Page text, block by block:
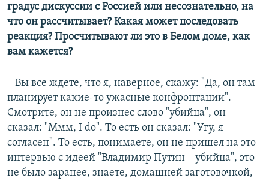
градус дискуссии с Россией или несознательно, на
что он рассчитывает? Какая может последовать
реакция? Просчитывают ли это в Белом доме, как
вам кажется?
– Вы все ждете, что я, наверное, скажу: "Да, он там
планирует какие-то ужасные конфронтации".
Смотрите, он не произнес слово "убийца", он
сказал: "Ммм, I do". То есть он сказал: "Угу, я
согласен". То есть, понимаете, он не пришел на это
интервью с идеей "Владимир Путин – убийца", это
не было заранее, знаете, домашней заготовочкой,